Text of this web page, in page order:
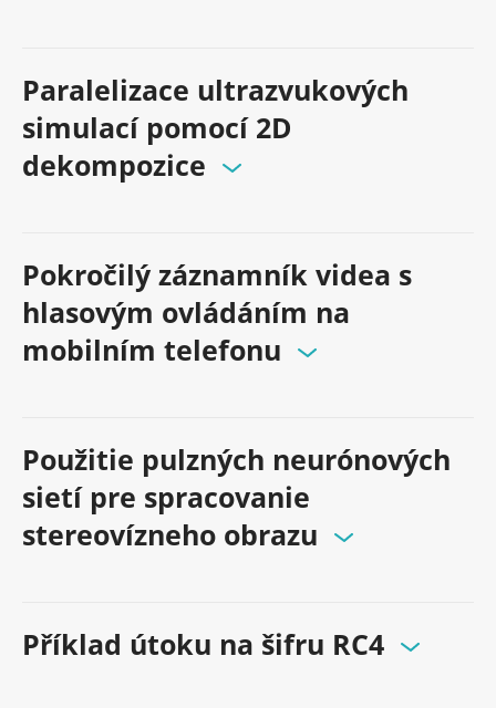
Paralelizace ultrazvukových
simulací pomocí 2D
dekompozice
Pokročilý záznamník videa s
hlasovým ovládáním na
mobilním telefonu
Použitie pulzných neurónových
sietí pre spracovanie
stereovízneho obrazu
Příklad útoku na šifru RC4